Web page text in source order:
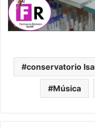
conservatorio
Música